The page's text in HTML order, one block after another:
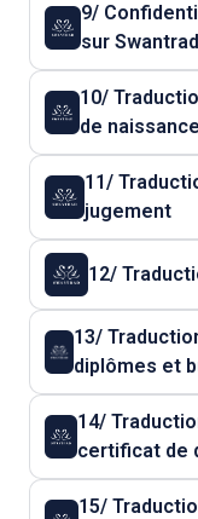
9/
sur Swantrad
10/
de naissance
11/
jugement
12/
13/
diplômes et
14/
certificat de
15/